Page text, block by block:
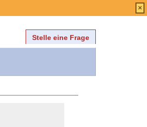
Stelle eine Frage
×